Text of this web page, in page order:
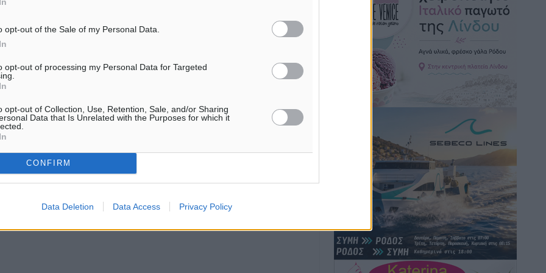
opt-out of the Sale of my Personal Data.
opt-out of processing my Personal Data for Targeted
opt-out of Collection, Use, Retention, Sale, and/or Sharing
Data that Is Unrelated with the Purposes for which it
CONFIRM
Data Deletion Data Access Privacy Policy
προς ενημέρωση
‘’1ο Hellenic Cup
κατάφερε να
και XCO που
σημαντικές
της ελληνικής ορεινής
Hotels – Χατζηλαζάρου – Προχωρά
καινούργιο ξενοδοχείο στην Κω
Τοπικές Ειδήσεις•
Αυτοκίνητο μπήκε παράνομα σε
μονόδρομο στο Μαστιχάρι –
Αναποδογύρισε όχημα με μητέρα και
πριν 8 ώρες
“Η Ευρώπη αντιμετώπιζε το
προσφυγικό σαν ταινία τρόμου” – Η
συγκλονιστική μαρτυρία της Χαρούλας
Γιασιράνη στον RV για τα γεγονότα που
οδήγησαν στο Σύμφωνο της Λέρου
Τοπικές Ειδήσεις• πριν 8 ώρες
Συναυλία με τον Γιάννη Κότσιρα στις